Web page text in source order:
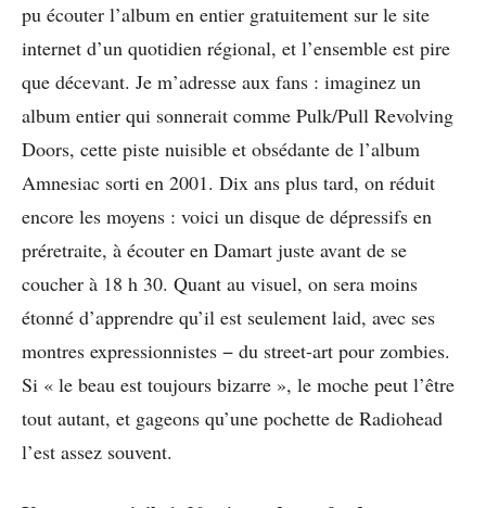
pu écouter l’album en entier gratuitement sur le site
internet d’un quotidien régional, et l’ensemble est pire
que décevant. Je m’adresse aux fans : imaginez un
album entier qui sonnerait comme Pulk/Pull Revolving
Doors, cette piste nuisible et obsédante de l’album
Amnesiac sorti en 2001. Dix ans plus tard, on réduit
encore les moyens : voici un disque de dépressifs en
préretraite, à écouter en Damart juste avant de se
coucher à 18 h 30. Quant au visuel, on sera moins
étonné d’apprendre qu’il est seulement laid, avec ses
montres expressionnistes − du street-art pour zombies.
Si « le beau est toujours bizarre », le moche peut l’être
tout autant, et gageons qu’une pochette de Radiohead
l’est assez souvent.